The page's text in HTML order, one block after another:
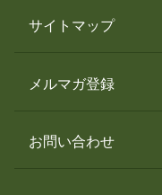
サイトマップ
メルマガ登録
お問い合わせ